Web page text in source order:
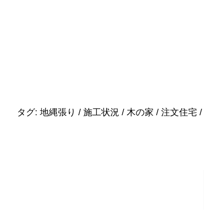
タグ: 地縄張り / 施工状況 / 木の家 / 注文住宅 /